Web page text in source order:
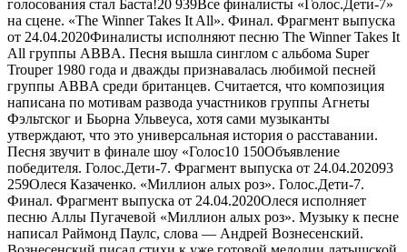
голосования стал Баста!20 939Все финалисты «Голос.Дети-7»
на сцене. «The Winner Takes It All». Финал. Фрагмент выпуска
от 24.04.2020Финалисты исполняют песню The Winner Takes It
All группы ABBA. Песня вышла синглом с альбома Super
Trouper 1980 года и дважды признавалась любимой песней
группы ABBA среди британцев. Считается, что композиция
написана по мотивам развода участников группы Агнеты
Фэльтског и Бьорна Ульвеуса, хотя сами музыканты
утверждают, что это универсальная история о расставании.
Песня звучит в финале шоу «Голос10 150Объявление
победителя. Голос.Дети-7. Фрагмент выпуска от 24.04.202093
259Олеся Казаченко. «Миллион алых роз». Голос.Дети-7.
Финал. Фрагмент выпуска от 24.04.2020Олеся исполняет
песню Аллы Пугачевой «Миллион алых роз». Музыку к песне
написал Раймонд Паулс, слова — Андрей Вознесенский.